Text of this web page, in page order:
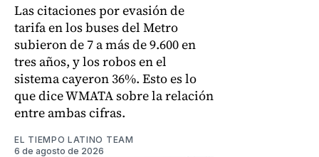
Las citaciones por evasión de
tarifa en los buses del Metro
subieron de 7 a más de 9.600 en
tres años, y los robos en el
sistema cayeron 36%. Esto es lo
que dice WMATA sobre la relación
entre ambas cifras.
EL TIEMPO LATINO TEAM
6 de agosto de 2026